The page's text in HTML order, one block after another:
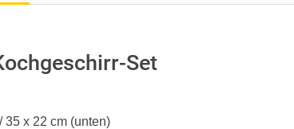
Set
35 x 22 cm (unten)